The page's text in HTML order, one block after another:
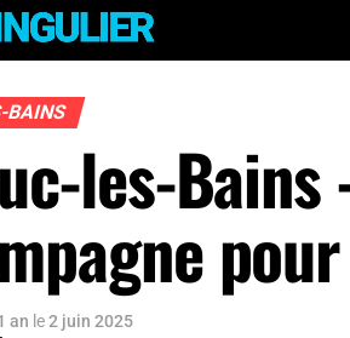
BAINS
les-
an le2 juin 2025